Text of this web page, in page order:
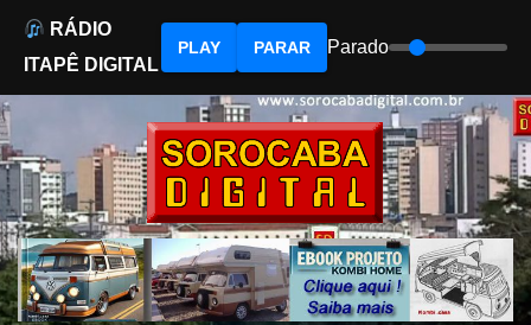
to
content
RÁDIO
ITAPÊ DIGITAL
PLAY PARAR Parado